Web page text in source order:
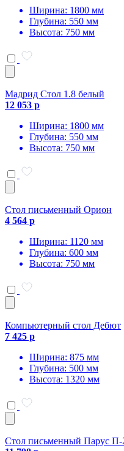
Ширина: 1800 мм
Глубина: 550 мм
Высота: 750 мм
Мадрид Стол 1.8 белый
12 053 р
Ширина: 1800 мм
Глубина: 550 мм
Высота: 750 мм
Стол письменный Орион
4 564 р
Ширина: 1120 мм
Глубина: 600 мм
Высота: 750 мм
Компьютерный стол Дебют
7 425 р
Ширина: 875 мм
Глубина: 500 мм
Высота: 1320 мм
Стол письменный Парус П-